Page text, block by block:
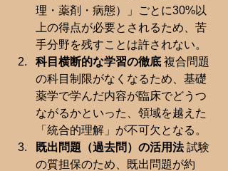
理・薬剤・病態）」ごとに30%以
上の得点が必要とされるため、苦
手分野を残すことは許されない。
科目横断的な学習の徹底 複合問題
の科目制限がなくなるため、基礎
薬学で学んだ内容が臨床でどうつ
ながるかといった、領域を越えた
「統合的理解」が不可欠となる。
既出問題（過去問）の活用法 試験
の質担保のため、既出問題が約